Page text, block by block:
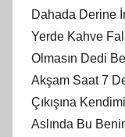
Dahada Derine
Yerde Kahve
Olmasın Dedi
Akşam Saat 7
Çıkışına
Aslında Bu